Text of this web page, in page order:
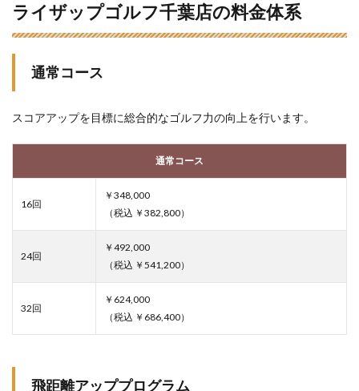
ライザップゴルフ千葉店の料金体系
通常コース
スコアアップを目標に総合的なゴルフ力の向上を行います。
通常コース
16回
￥348,000
（税込 ￥382,800）
24回
￥492,000
（税込 ￥541,200）
32回
￥624,000
（税込 ￥686,400）
飛距離アッププログラム